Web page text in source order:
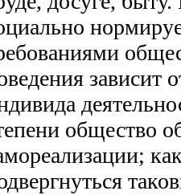
зависит
общество